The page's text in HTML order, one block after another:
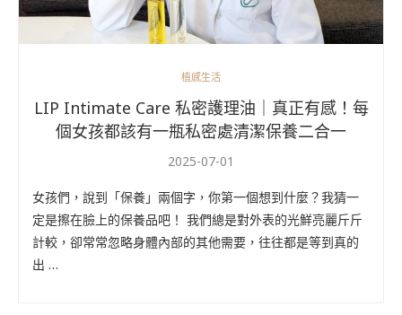
植感生活
LIP Intimate Care 私密護理油｜真正有感！每
個女孩都該有一瓶私密處清潔保養二合一
2025-07-01
女孩們，說到「保養」兩個字，你第一個想到什麼？我猜一
定是擦在臉上的保養品吧！ 我們總是對外表的光鮮亮麗斤斤
計較，卻常常忽略身體內部的其他需要，往往都是等到真的
出 …